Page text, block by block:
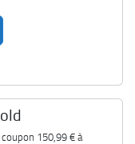
150,99 €à